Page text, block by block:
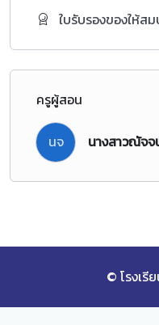
ใบรับรองของให้ส
ครูผู้สอน
นจ นางสาวณัจ
© โรงเรี